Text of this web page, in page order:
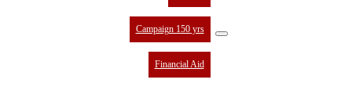
Campaign 150 yrs
Financial Aid